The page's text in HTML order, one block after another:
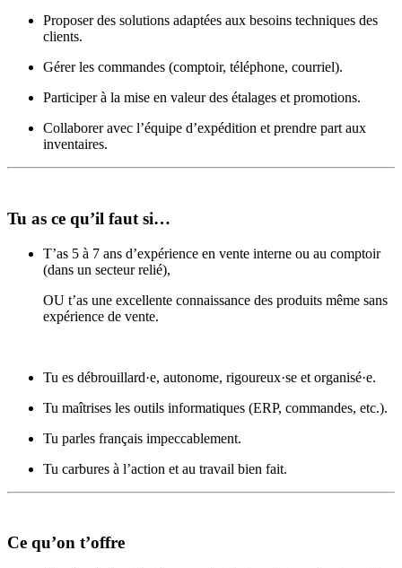
Proposer des solutions adaptées aux besoins techniques des
clients.
Gérer les commandes (comptoir, téléphone, courriel).
Participer à la mise en valeur des étalages et promotions.
Collaborer avec l’équipe d’expédition et prendre part aux
inventaires.
Tu as ce qu’il faut si…
T’as 5 à 7 ans d’expérience en vente interne ou au comptoir
(dans un secteur relié),
OU t’as une excellente connaissance des produits même sans
expérience de vente.
Tu es débrouillard·e, autonome, rigoureux·se et organisé·e.
Tu maîtrises les outils informatiques (ERP, commandes, etc.).
Tu parles français impeccablement.
Tu carbures à l’action et au travail bien fait.
Ce qu’on t’offre